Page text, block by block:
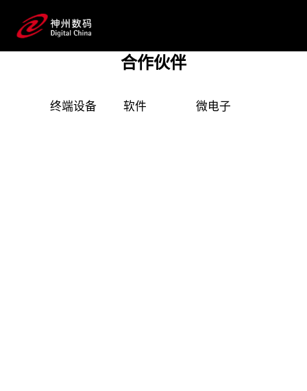
产品技术伙伴
二十余年来，游艇会·yth数码始终保持与全球顶
尖科技公司的长期深度合作，构建起覆盖企业数字化
合作伙伴
终端设备 软件 微电子